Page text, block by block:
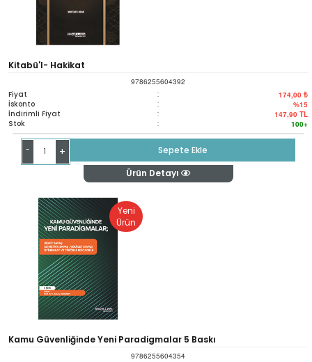
Kitabü'l- Hakikat
9786255604392
Fiyat : 174,00 ₺
İskonto : %15
İndirimli Fiyat : 147,90 TL
Stok : 100+
- +
Sepete Ekle
Ürün Detayı
Yeni
Ürün
Kamu Güvenliğinde Yeni Paradigmalar 5 Baskı
9786255604354